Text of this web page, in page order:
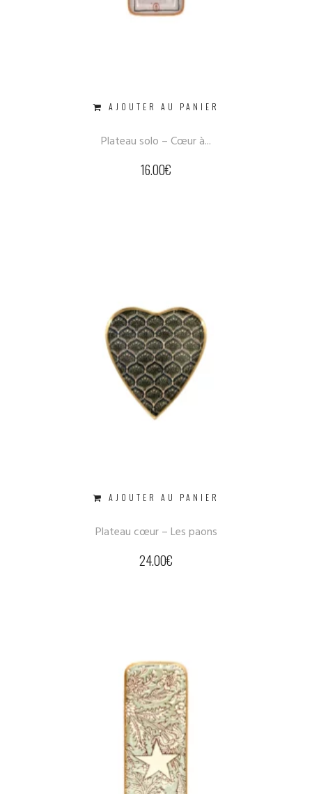
AJOUTER AU PANIER
Plateau solo – Cœur à...
16.00€
AJOUTER AU PANIER
Plateau cœur – Les paons
24.00€